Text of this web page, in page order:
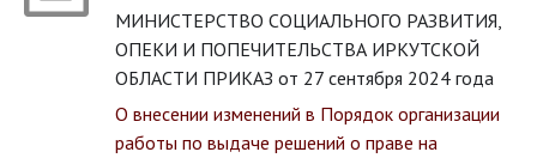
МИНИСТЕРСТВО СОЦИАЛЬНОГО РАЗВИТИЯ,
ОПЕКИ И ПОПЕЧИТЕЛЬСТВА ИРКУТСКОЙ
ОБЛАСТИ ПРИКАЗ от 27 сентября 2024 года
О внесении изменений в Порядок организации
работы по выдаче решений о праве на